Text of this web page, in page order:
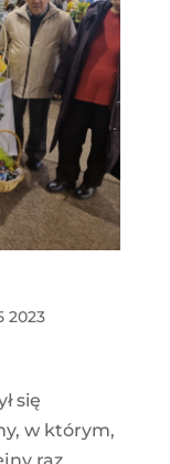
2023
się
w którym,
raz